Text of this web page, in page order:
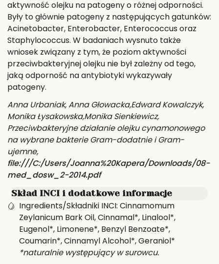
aktywność olejku na patogeny o różnej odporności.
Były to głównie patogeny z następujących gatunków:
Acinetobacter, Enterobacter, Enterococcus oraz
Staphylococcus. W badaniach wysnuto także
wniosek związany z tym, że poziom aktywności
przeciwbakteryjnej olejku nie był zależny od tego,
jaką odporność na antybiotyki wykazywały
patogeny.
Anna Urbaniak, Anna Głowacka,Edward Kowalczyk,
Monika Łysakowska,Monika Sienkiewicz,
Przeciwbakteryjne działanie olejku cynamonowego
na wybrane bakterie Gram-dodatnie i Gram-
ujemne,
file:///C:/Users/Joanna%20Kapera/Downloads/08-
med_dosw_2-2014.pdf
Skład INCI i dodatkowe informacje
Ingredients/Składniki INCI: Cinnamomum
Zeylanicum Bark Oil, Cinnamal*, Linalool*,
Eugenol*, Limonene*, Benzyl Benzoate*,
Coumarin*, Cinnamyl Alcohol*, Geraniol*
*naturalnie występujący w surowcu.